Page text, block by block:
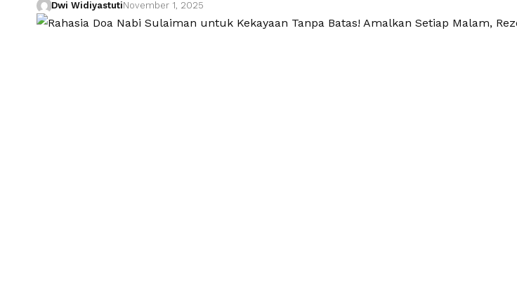
Dwi WidiyastutiNovember 1, 2025